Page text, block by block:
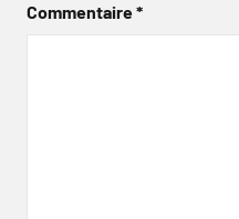
Commentaire*